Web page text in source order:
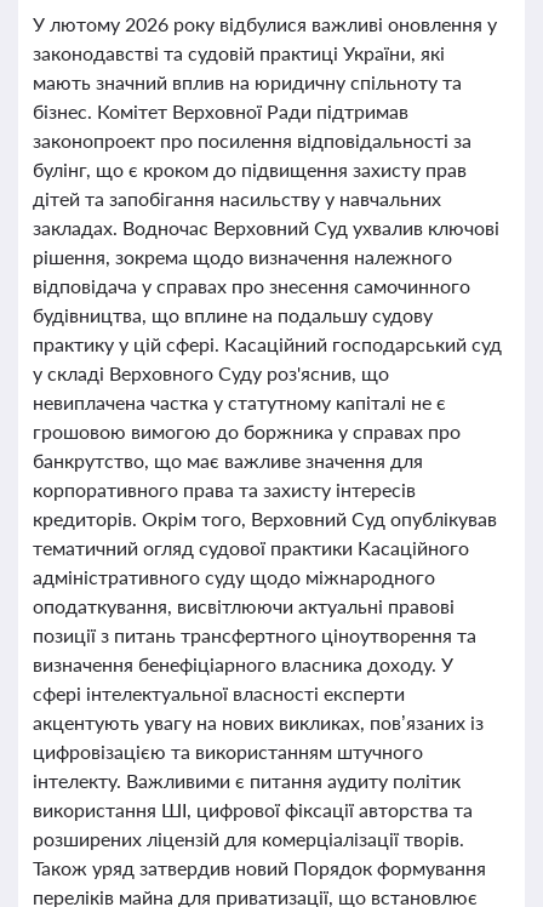
У лютому 2026 року відбулися важливі оновлення у
законодавстві та судовій практиці України, які
мають значний вплив на юридичну спільноту та
бізнес. Комітет Верховної Ради підтримав
законопроект про посилення відповідальності за
булінг, що є кроком до підвищення захисту прав
дітей та запобігання насильству у навчальних
закладах. Водночас Верховний Суд ухвалив ключові
рішення, зокрема щодо визначення належного
відповідача у справах про знесення самочинного
будівництва, що вплине на подальшу судову
практику у цій сфері. Касаційний господарський суд
у складі Верховного Суду роз'яснив, що
невиплачена частка у статутному капіталі не є
грошовою вимогою до боржника у справах про
банкрутство, що має важливе значення для
корпоративного права та захисту інтересів
кредиторів. Окрім того, Верховний Суд опублікував
тематичний огляд судової практики Касаційного
адміністративного суду щодо міжнародного
оподаткування, висвітлюючи актуальні правові
позиції з питань трансфертного ціноутворення та
визначення бенефіціарного власника доходу. У
сфері інтелектуальної власності експерти
акцентують увагу на нових викликах, пов’язаних із
цифровізацією та використанням штучного
інтелекту. Важливими є питання аудиту політик
використання ШІ, цифрової фіксації авторства та
розширених ліцензій для комерціалізації творів.
Також уряд затвердив новий Порядок формування
переліків майна для приватизації, що встановлює